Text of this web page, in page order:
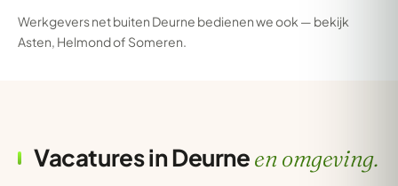
Werkgevers net buiten Deurne bedienen we ook — bekijk
Asten, Helmondof Someren.
Vacatures in Deurneen omgeving.